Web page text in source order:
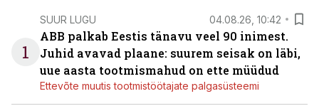
1
SUUR LUGU 04.08.26, 10:42
ABB palkab Eestis tänavu veel 90 inimest.
Juhid avavad plaane: suurem seisak on läbi,
uue aasta tootmismahud on ette müüdud
Ettevõte muutis tootmistöötajate palgasüsteemi